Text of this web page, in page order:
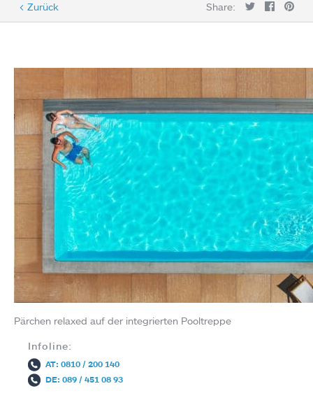
< Zurück Share:
Pärchen relaxed auf der integrierten Pooltreppe
Infoline:
AT: 0810 / 200 140
DE: 089 / 451 08 93